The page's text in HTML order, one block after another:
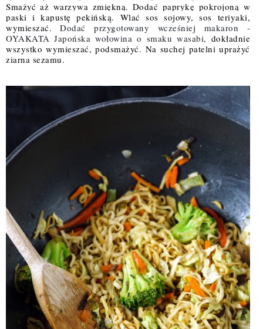
Smażyć aż warzywa zmiękną. Dodać paprykę pokrojoną w
paski i kapustę pekińską. Wlać sos sojowy, sos teriyaki,
wymieszać. Dodać przygotowany wcześniej makaron -
OYAKATA Japońska wołowina o smaku wasabi, dokładnie
wszystko wymieszać, podsmażyć. Na suchej patelni uprażyć
ziarna sezamu.